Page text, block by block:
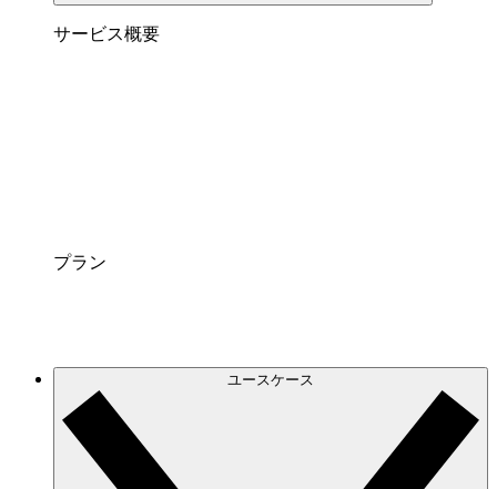
サービス概要
プラン
ユースケース